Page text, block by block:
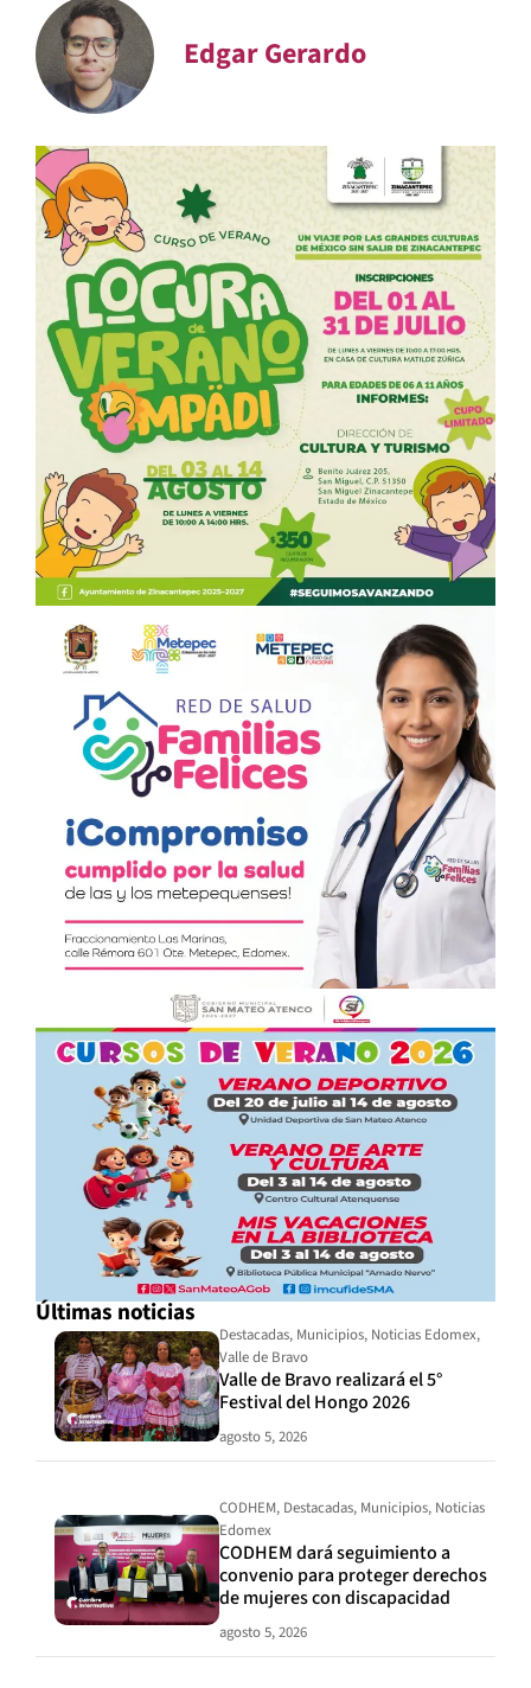
Edgar Gerardo
Últimas noticias
Destacadas, Municipios, Noticias Edomex,
Valle de Bravo
Valle de Bravo realizará el 5°
Festival del Hongo 2026
agosto 5, 2026
CODHEM, Destacadas, Municipios, Noticias
Edomex
CODHEM dará seguimiento a
convenio para proteger derechos
de mujeres con discapacidad
agosto 5, 2026